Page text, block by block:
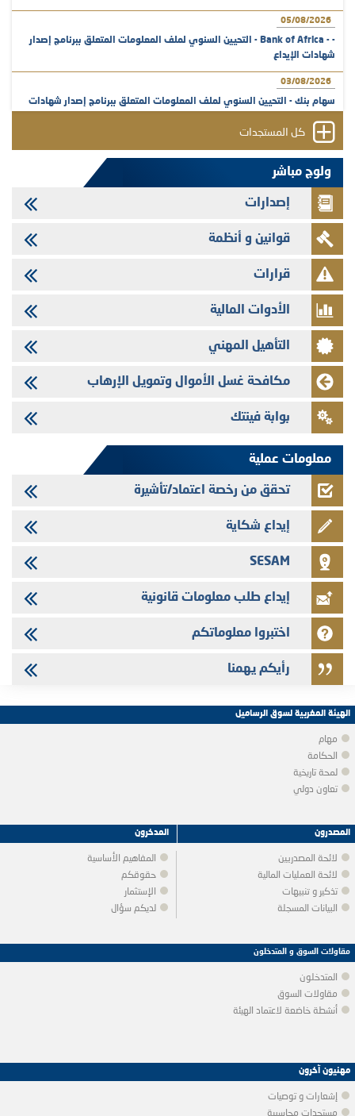
05/08/2026
- - Bank of Africa - التحيين السنوي لملف المعلومات المتعلق ببرنامج إصدار
شهادات الإيداع
03/08/2026
سهام بنك - التحيين السنوي لملف المعلومات المتعلق ببرنامج إصدار شهادات
31/07/2026
VEOLIA ENVIRONNEMENT - تؤشر الهيئة المغربية لسوق الرساميل على
المنشور النهائي المتعلق بالزيادة في الرأسمال المخصصة لأجراء المجموعة
29/07/2026
وفابايل - التحيين السنوي لملف المعلومات المتعلق ببرنامج إصدار سندات
شركات التمويل
29/07/2026
تهنئة بمناسبة عيد العرش المجيد
29/07/2026
تنشر الهيئة المغربية لسوق الرساميل العدد الرابع عشر من مجلة سوق الرساميل
28/07/2026
Med Paper - تجاوز حد المساهمة 5%
24/07/2026
Saham Leasing - التحيين السنوي لملف المعلومات المتعلق ببرنامج إصدار
كل المستجدات
ولوج مباشر
إصدارات
قوانين و أنظمة
قرارات
الأدوات المالية
التأهيل المهني
مكافحة غسل الأموال وتمويل الإرهاب
بوابة فينتك
معلومات عملية
تحقق من رخصة اعتماد/تأشيرة
إيداع شكاية
SESAM
إيداع طلب معلومات قانونية
اختبروا معلوماتكم
رأيكم يهمنا
الهيئة المغربية لسوق الرساميل
مهام
الحكامة
لمحة تاريخية
تعاون دولي
المدخرون
المفاهيم الأساسية
حقوقكم
الإستثمار
لديكم سؤال
المصدرون
لائحة المصدريين
لائحة العمليات المالية
تذكير و تنبيهات
البيانات المسجلة
مقاولات السوق و المتدخلون
المتدخلون
مقاولات السوق
أنشطة خاضعة لاعتماد الهيئة
مهنيون آخرون
إشعارات و توصيات
مستجدات محاسبية